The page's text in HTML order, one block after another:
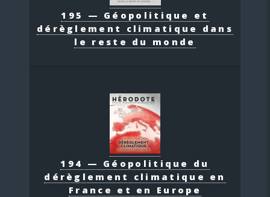
195 — Géopolitique et
dérèglement climatique dans
le reste du monde
194 — Géopolitique du
dérèglement climatique en
France et en Europe